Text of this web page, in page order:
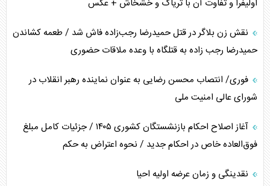
پشت‌پرده خشم ترامپ از رسانه‌های منتقد
چگونه مقاومت صحنه جنگ را تغییر می‌دهد؟
جنگ رمضان و معضل حضور نظامیان آمریکایی
تحلیل جامع پدیده تراستی‌ها
تأثیر جنگ ایران و آمریکا بر اقتصاد جهانی
اولیفرا و تفاوت آن با تریاک و خشخاش + عکس
نقش زن بلاگر در قتل حمیدرضا رجب‌زاده فاش شد / طعمه کشاندن
حمیدرضا رجب زاده به قتلگاه با وعده ملاقات حضوری
فوری/ انتصاب محسن رضایی به عنوان نماینده رهبر انقلاب در
شورای عالی امنیت ملی
آغاز اصلاح احکام بازنشستگان کشوری ۱۴۰۵ / جزئیات کامل مبلغ
فوق‌العاده خاص در احکام جدید / نحوه اعتراض به حکم
نقدینگی و زمان عرضه اولیه احیا